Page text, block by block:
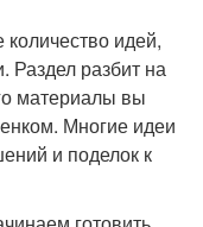
бумаги
поделки
идей,
Раздел разбит на
материалы вы
Многие идеи
и поделок к